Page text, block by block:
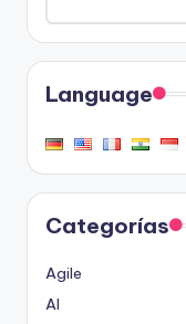
Language
Categorías
Agile
AI